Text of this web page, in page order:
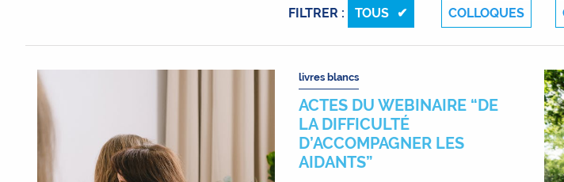
FILTRER : TOUS COLLOQUES
livres blancs
ACTES DU WEBINAIRE “DE
LA DIFFICULTÉ
D’ACCOMPAGNER LES
AIDANTS”